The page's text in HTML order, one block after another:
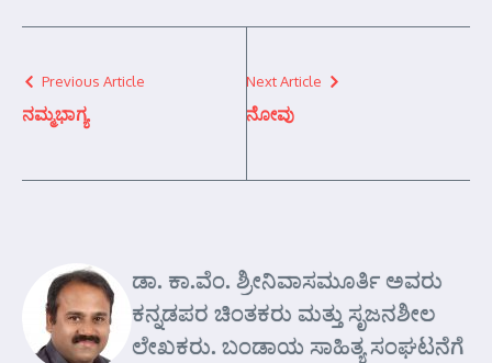
Previous Article
ನಮ್ಮಭಾಗ್ಯ
Next Article
ನೋವು
ಡಾ. ಕಾ.ವೆಂ. ಶ್ರೀನಿವಾಸಮೂರ್ತಿ ಅವರು
ಕನ್ನಡಪರ ಚಿಂತಕರು ಮತ್ತು ಸೃಜನಶೀಲ
ಲೇಖಕರು. ಬಂಡಾಯ ಸಾಹಿತ್ಯ ಸಂಘಟನೆಗೆ